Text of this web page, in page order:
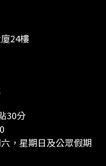
24樓
30分
，星期日及公眾假期